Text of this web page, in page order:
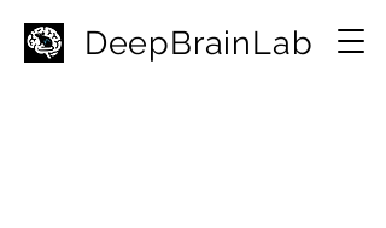
DeepBrainLab